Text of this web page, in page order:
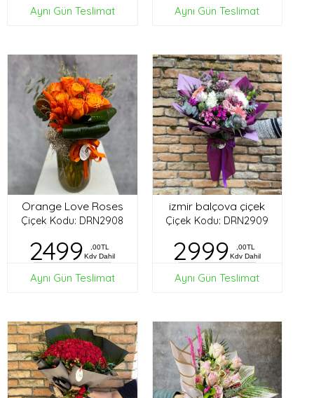
Aynı Gün Teslimat Aynı Gün Teslimat
Orange Love Roses
Çiçek Kodu: DRN2908
2499
,00TL
Kdv Dahil
Aynı Gün Teslimat
izmir balçova çiçek
Çiçek Kodu: DRN2909
2999
,00TL
Kdv Dahil
Aynı Gün Teslimat